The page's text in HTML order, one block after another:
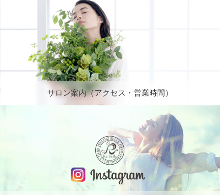
サロン案内（アクセス・営業時間）